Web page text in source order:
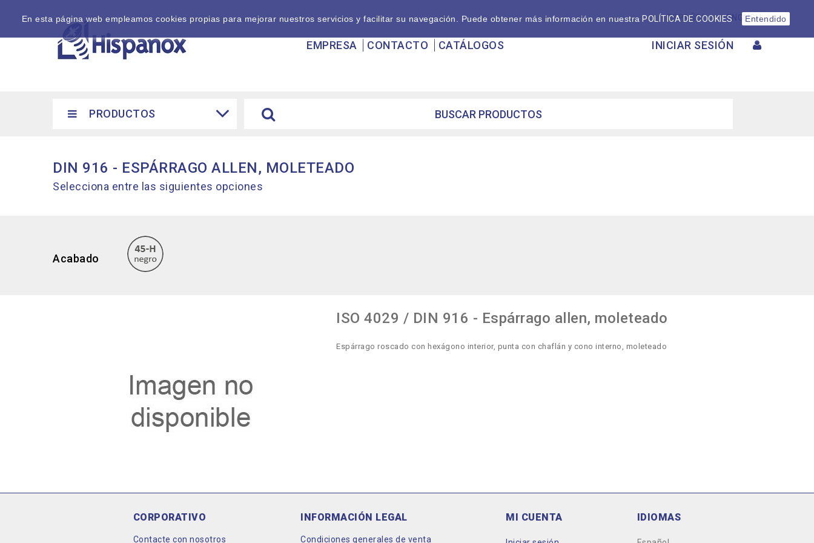
EMPRESA CONTACTO CATÁLOGOS
ESPAÑOL ENGLISH
INICIAR SESIÓN
PRODUCTOS
DIN 916 - ESPÁRRAGO ALLEN, MOLETEADO
Selecciona entre las siguientes opciones
Acabado
ISO 4029 / DIN 916 - Espárrago allen, moleteado
Espárrago roscado con hexágono interior, punta con chaflán y cono interno, moleteado
CORPORATIVO
Contacte con nosotros
INFORMACIÓN LEGAL
Condiciones generales de venta
MI CUENTA
En esta página web empleamos cookies propias para mejorar nuestros servicios y facilitar su navegación. Puede obtener más información en nuestra POLÍTICA DE COOKIES Entendido
IDIOMAS